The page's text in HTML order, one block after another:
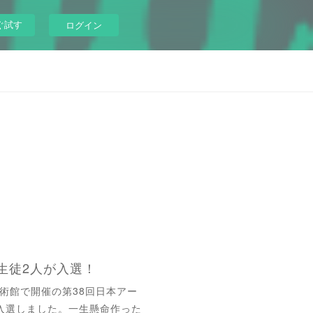
試す ログイン
徒2人が入選！
館で開催の第38回日本アー
選しました。一生懸命作った